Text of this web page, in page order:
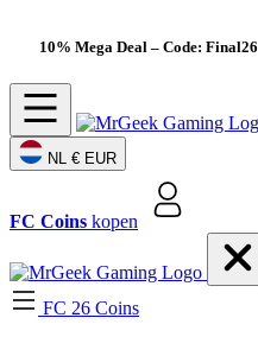
10% Mega Deal – Code: Final26
NL € EUR
FC Coins kopen
FC 26 Coins